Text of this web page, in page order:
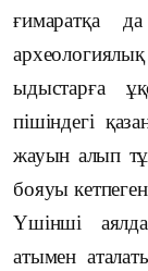
ғимаратқа
ыдыстарға
пішіндегі
жауын алып
бояуы
Үшінші
атымен